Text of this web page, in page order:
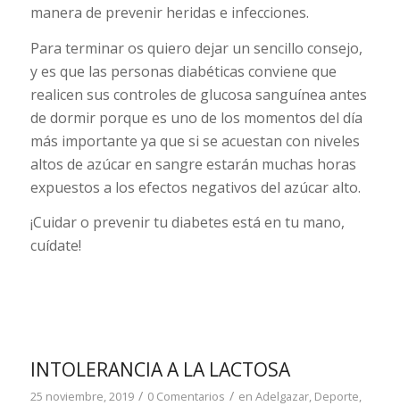
manera de prevenir heridas e infecciones.
Para terminar os quiero dejar un sencillo consejo,
y es que las personas diabéticas conviene que
realicen sus controles de glucosa sanguínea antes
de dormir porque es uno de los momentos del día
más importante ya que si se acuestan con niveles
altos de azúcar en sangre estarán muchas horas
expuestos a los efectos negativos del azúcar alto.
¡Cuidar o prevenir tu diabetes está en tu mano,
cuídate!
INTOLERANCIA A LA LACTOSA
25 noviembre, 2019 / 0 Comentarios / en Adelgazar, Deporte,